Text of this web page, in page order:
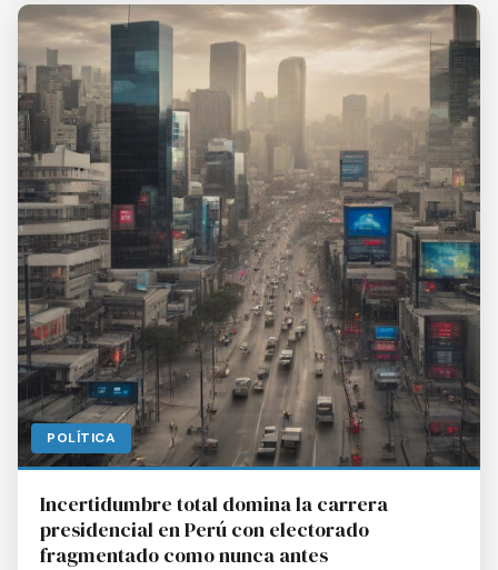
POLÍTICA
Incertidumbre total domina la carrera
presidencial en Perú con electorado
fragmentado como nunca antes